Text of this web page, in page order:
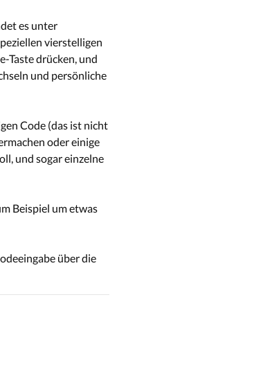
es unter
vierstelligen
Taste drücken, und
und persönliche
Code (das ist nicht
oder einige
und sogar einzelne
Beispiel um etwas
über die